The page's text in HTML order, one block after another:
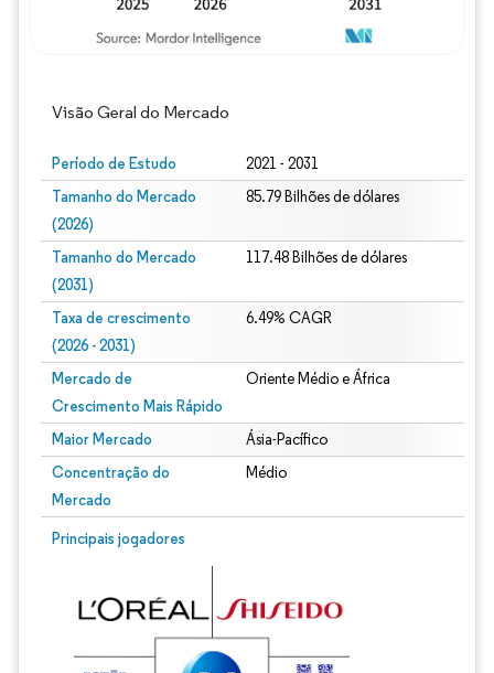
Visão Geral do Mercado
Período de Estudo 2021 - 2031
Tamanho do Mercado
(2026)
85.79 Bilhões de dólares
Tamanho do Mercado
(2031)
117.48 Bilhões de dólares
Taxa de crescimento
(2026 - 2031)
6.49% CAGR
Mercado de
Crescimento Mais Rápido
Oriente Médio e África
Maior Mercado Ásia-Pacífico
Concentração do
Mercado
Médio
Principais jogadores
Imagem © Mordor Intelligence. O reuso requer atribuição conforme CC BY 4.0.